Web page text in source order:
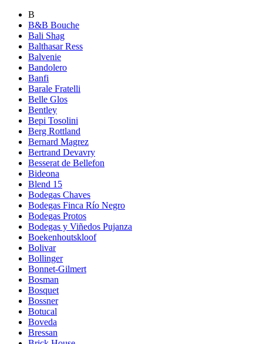
B
B&B Bouche
Bali Shag
Balthasar Ress
Balvenie
Bandolero
Banfi
Barale Fratelli
Belle Glos
Bentley
Bepi Tosolini
Berg Rottland
Bernard Magrez
Bertrand Devavry
Besserat de Bellefon
Bideona
Blend 15
Bodegas Chaves
Bodegas Finca Río Negro
Bodegas Protos
Bodegas y Viñedos Pujanza
Boekenhoutskloof
Bolivar
Bollinger
Bonnet-Gilmert
Bosman
Bosquet
Bossner
Botucal
Boveda
Bressan